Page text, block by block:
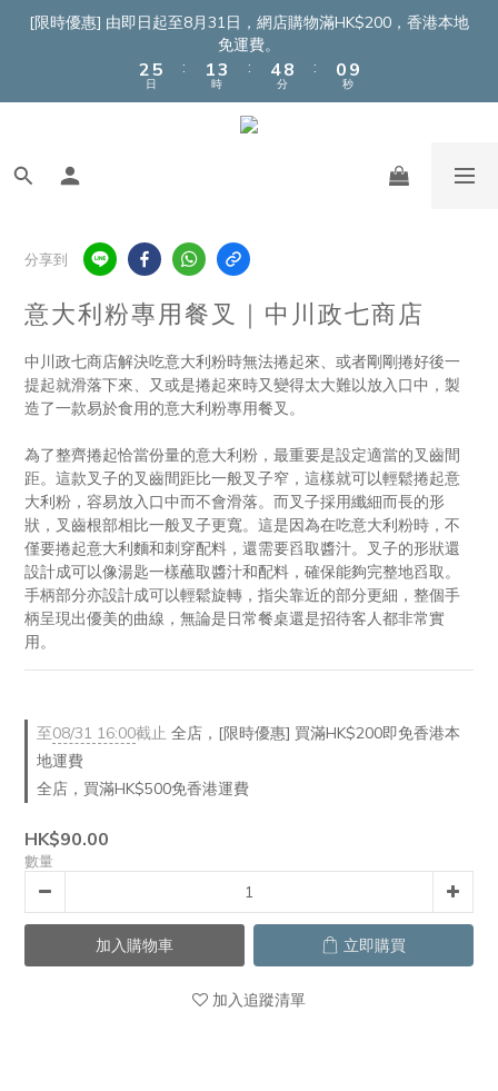
[限時優惠] 由即日起至8月31日，網店購物滿HK$200，香港本地
免運費。
4
2
1
7
5
4
日
:
3
1
0
5
4
3
2
時
:
6
5
4
3
8
7
分
:
2
0 9
8
秒
分享到
意大利粉專用餐叉｜中川政七商店
中川政七商店解決吃意大利粉時無法捲起來、或者剛剛捲好後一
提起就滑落下來、又或是捲起來時又變得太大難以放入口中，製
造了一款易於食用的意大利粉專用餐叉。
為了整齊捲起恰當份量的意大利粉，最重要是設定適當的叉齒間
距。這款叉子的叉齒間距比一般叉子窄，這樣就可以輕鬆捲起意
大利粉，容易放入口中而不會滑落。而叉子採用纖細而長的形
狀，叉齒根部相比一般叉子更寬。這是因為在吃意大利粉時，不
僅要捲起意大利麵和刺穿配料，還需要舀取醬汁。叉子的形狀還
設計成可以像湯匙一樣蘸取醬汁和配料，確保能夠完整地舀取。
手柄部分亦設計成可以輕鬆旋轉，指尖靠近的部分更細，整個手
柄呈現出優美的曲線，無論是日常餐桌還是招待客人都非常實
用。
至08/31 16:00截止 全店，[限時優惠] 買滿HK$200即免香港本
地運費
全店，買滿HK$500免香港運費
HK$90.00
數量
加入購物車 立即購買
加入追蹤清單